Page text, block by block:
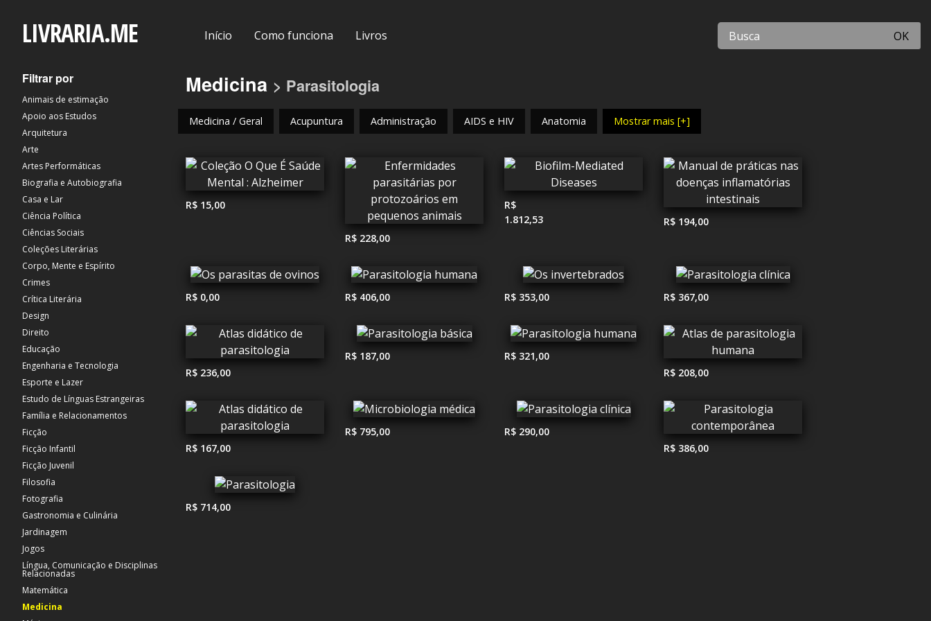
LIVRARIA.ME Início Como funciona Livros OK
Filtrar por
Animais de estimação
Apoio aos Estudos
Arquitetura
Arte
Artes Performáticas
Biografia e Autobiografia
Casa e Lar
Ciência Política
Ciências Sociais
Coleções Literárias
Corpo, Mente e Espírito
Crimes
Crítica Literária
Design
Direito
Educação
Engenharia e Tecnologia
Esporte e Lazer
Estudo de Línguas Estrangeiras
Família e Relacionamentos
Ficção
Ficção Infantil
Ficção Juvenil
Filosofia
Fotografia
Gastronomia e Culinária
Jardinagem
Jogos
Língua, Comunicação e Disciplinas
Relacionadas
Matemática
Medicina
Medicina > Parasitologia
Medicina / Geral Acupuntura Administração AIDS e HIV Anatomia Mostrar mais [+]
R$ 15,00
R$ 228,00
R$
1.812,53
R$ 194,00
R$ 0,00 R$ 406,00 R$ 353,00 R$ 367,00
R$ 236,00
R$ 187,00
R$ 321,00
R$ 208,00
R$ 167,00
R$ 795,00
R$ 290,00
R$ 386,00
R$ 714,00